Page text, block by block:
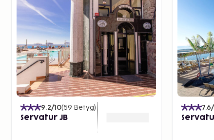
9.2/10(59 Betyg)
Servatur JB
7.6